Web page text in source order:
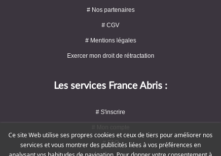
# Nos partenaires
# CGV
# Mentions légales
Exercer mon droit de rétractation
Les services France Abris :
# S'inscrire
# FAQ
Ce site Web utilise ses propres cookies et ceux de tiers pour améliorer nos
services et vous montrer des publicités liées à vos préférences en